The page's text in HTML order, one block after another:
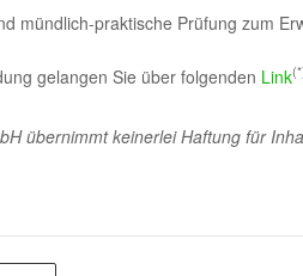
mündlich-praktische Prüfung zum
gelangen Sie über folgenden Link
übernimmt keinerlei Haftung für